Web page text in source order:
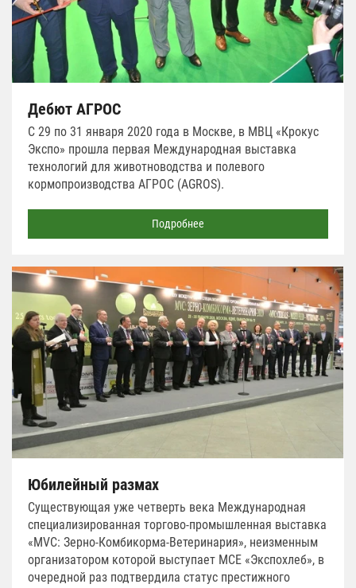
Дебют АГРОС
С 29 по 31 января 2020 года в Москве, в МВЦ «Крокус
Экспо» прошла первая Международная выставка
технологий для животноводства и полевого
кормопроизводства АГРОС (AGROS).
Подробнее
Юбилейный размах
Существующая уже четверть века Международная
специализированная торгово-промышленная выставка
«MVC: Зерно-Комбикорма-Ветеринария», неизменным
организатором которой выступает МСЕ «Экспохлеб», в
очередной раз подтвердила статус престижного